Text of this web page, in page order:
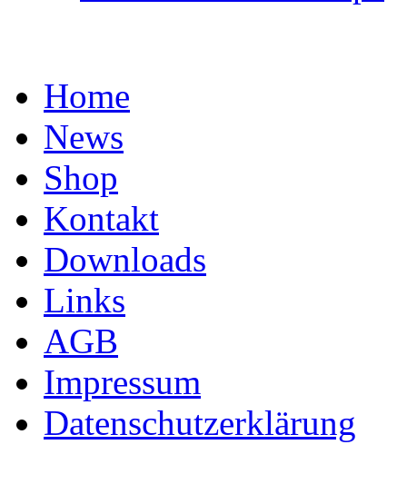
Home
News
Shop
Kontakt
Downloads
Links
AGB
Impressum
Datenschutzerklärung